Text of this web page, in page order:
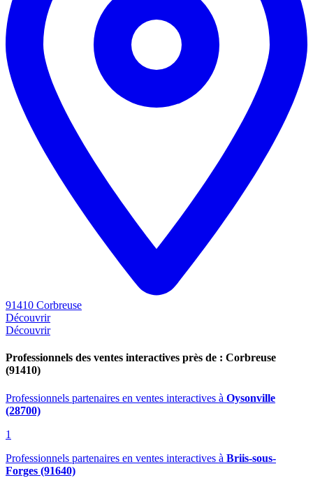
91410 Corbreuse
Découvrir
Découvrir
Professionnels des ventes interactives près de : Corbreuse
(91410)
Professionnels partenaires en ventes interactives à Oysonville
(28700)
1
Professionnels partenaires en ventes interactives à Briis-sous-
Forges (91640)